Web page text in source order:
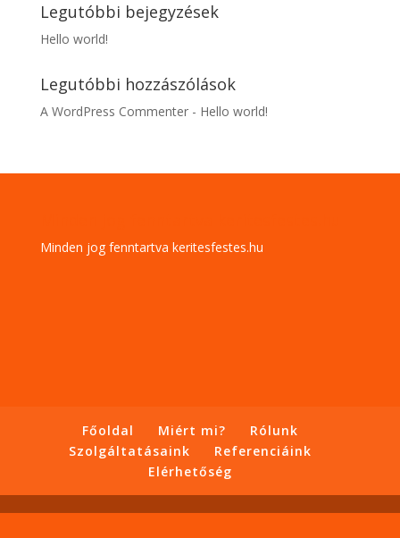
Legutóbbi bejegyzések
Hello world!
Legutóbbi hozzászólások
A WordPress Commenter- Hello world!
Minden jog fenntartva keritesfestes.hu
Főoldal Miért mi?
Rólunk
Szolgáltatásaink
Referenciáink
Elérhetőség